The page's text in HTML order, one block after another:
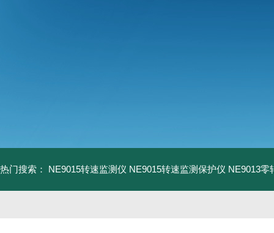
热门搜索： NE9015转速监测仪 NE9015转速监测保护仪 NE9013零